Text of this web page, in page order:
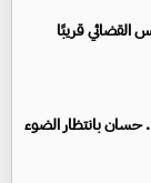
القضائي قريبًا
.. حسان بانتظار الضوء